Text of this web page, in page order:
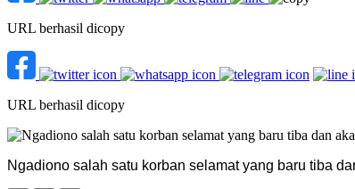
URL berhasil dicopy
URL berhasil dicopy
Ngadiono salah satu korban selamat yang baru tiba